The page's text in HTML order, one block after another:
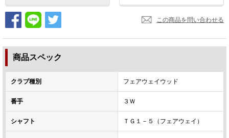
この商品を問い合わせる
商品スペック
クラブ種別 フェアウェイウッド
番手 ３Ｗ
シャフト ＴＧ１－５（フェアウェイ）